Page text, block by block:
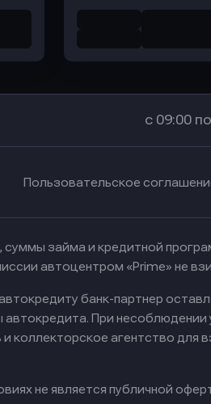
с 09:00
Пользовательское
суммы займа и кредитной
автоцентром «Prime» не
банк-партнер
При несоблюдении
коллекторское агентство для
не является публичной